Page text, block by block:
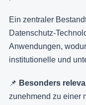
Ein zentraler
Datenschutz-
Anwendungen,
institutionelle und
📌 Besonders
zunehmend zu einer